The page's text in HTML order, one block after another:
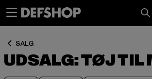
SALG
UDSALG: TØJ